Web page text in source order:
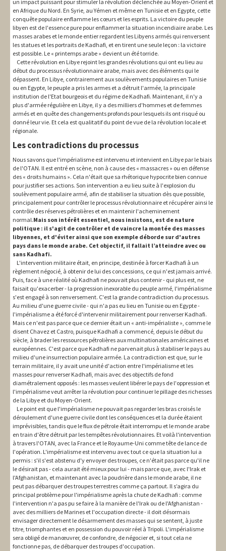
un impact puissant pour stimuler la révolution déclenchée au Moyen-Orient et
en Afrique du Nord. En Syrie, au Yémen et même en Tunisie et en Egypte, cette
conquête populaire enflamme les cœurs et les esprits. La victoire du peuple
libyen est de l'essence pure pour enflammer la situation incendiaire arabe. Les
masses arabes et le monde entier regardent les Libyens armés qui renversent
les statues et les portraits de Kadhafi, et en tirent une seule leçon : la victoire
est possible. Le « printemps arabe » devient un été torride.
Cette révolution en Libye rejoint les grandes révolutions qui ont eu lieu au
début du processus révolutionnaire arabe, mais avec des éléments qui le
dépassent. En Libye, contrairement aux soulèvements populaires en Tunisie
ou en Egypte, le peuple a pris les armes et a détruit l'armée, la principale
institution de l'Etat bourgeois et du régime de Kadhafi. Maintenant, il n'y a
plus d'armée régulière en Libye, il y a des milliers d'hommes et de femmes
armés et en quête des changements profonds pour lesquels ils ont risqué ou
donné leur vie. Et cela est qualitatif du point de vue de la révolution locale et
régionale.
Les contradictions du processus
Nous savons que l'impérialisme est intervenu et intervient en Libye par le biais
de l'OTAN. Il est entré en scène, non à cause des « massacres » ou en défense
des « droits humains ». Cela n'était que sa rhétorique hypocrite bien connue
pour justifier ses actions. Son intervention a eu lieu suite à l'explosion du
soulèvement populaire armé, afin de stabiliser la situation dès que possible,
principalement pour contrôler le processus révolutionnaire et récupérer ainsi le
contrôle des réserves pétrolières et en maintenir l'acheminement
normal.Mais son intérêt essentiel, nous insistons, est de nature
politique : il s'agit de contrôler et de vaincre la montée des masses
libyennes, et d'éviter ainsi que son exemple déborde sur d'autres
pays dans le monde arabe. Cet objectif, il fallait l’atteindre avec ou
sans Kadhafi.
L'intervention militaire était, en principe, destinée à forcer Kadhafi à un
règlement négocié, à obtenir de lui des concessions, ce qui n'est jamais arrivé.
Puis, face à une réalité où Kadhafi ne pouvait plus contenir - qui plus est, ne
faisait qu'exacerber - la progression inexorable du peuple armé, l'impérialisme
s'est engagé à son renversement. C'est la grande contradiction du processus.
Au milieu d'une guerre civile - qui n'a pas eu lieu en Tunisie ou en Egypte -
l'impérialisme a été forcé d'intervenir militairement pour renverser Kadhafi.
Mais ce n'est pas parce que ce dernier était un « anti-impérialiste », comme le
disent Chavez et Castro, puisque Kadhafi a commencé, depuis le début du
siècle, à brader les ressources pétrolières aux multinationales américaines et
européennes. C'est parce que Kadhafi ne parvenait plus à stabiliser le pays au
milieu d'une insurrection populaire armée. La contradiction est que, sur le
terrain militaire, il y avait une unité d'action entre l'impérialisme et les
masses pour renverser Kadhafi, mais avec des objectifs de fond
diamétralement opposés : les masses veulent libérer le pays de l'oppression et
l'impérialisme veut arrêter la révolution pour continuer le pillage des richesses
de la Libye et du Moyen-Orient.
Le point est que l'impérialisme ne pouvait pas regarder les bras croisés le
déroulement d'une guerre civile dont les conséquences et la durée étaient
imprévisibles, tandis que le flux de pétrole était interrompu et le monde arabe
en train d'être détruit par les tempêtes révolutionnaires. Et voilà l'intervention
à travers l'OTAN, avec la France et le Royaume-Uni comme tête de lance de
l'opération. L'impérialisme est intervenu avec tout ce que la situation lui a
permis : s'il s'est abstenu d'y envoyer des troupes, ce n'était pas parce qu'il ne
le désirait pas - cela aurait été mieux pour lui - mais parce que, avec l'Irak et
l'Afghanistan, et maintenant avec la poudrière dans le monde arabe, il ne
peut pas débarquer des troupes terrestres comme ça partout. Il s’agira du
principal problème pour l'impérialisme après la chute de Kadhafi : comme
l'intervention n'a pas pu se faire à la manière de l'Irak ou de l'Afghanistan -
avec des milliers de Marines et l'occupation directe - il doit désormais
envisager directement le désarmement des masses qui se sentent, à juste
titre, triomphantes et en possession du pouvoir réel à Tripoli. L'impérialisme
sera obligé de manœuvrer, de confondre, de négocier et, si tout cela ne
fonctionne pas, de débarquer des troupes d'occupation.